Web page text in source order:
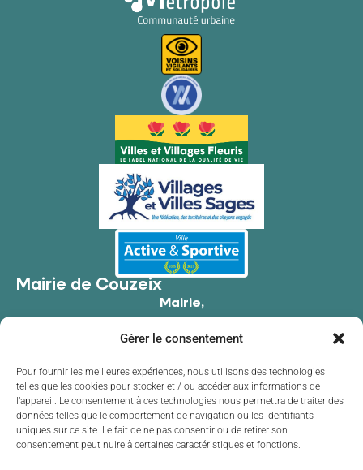
Gérer le consentement
Pour fournir les meilleures expériences, nous utilisons des technologies
telles que les cookies pour stocker et / ou accéder aux informations de
l’appareil. Le consentement à ces technologies nous permettra de traiter des
données telles que le comportement de navigation ou les identifiants
uniques sur ce site. Le fait de ne pas consentir ou de retirer son
consentement peut nuire à certaines caractéristiques et fonctions.
Mairie de Couzeix
Mairie,
87270 Couzeix
05 55 39 34 09
Contacter la mairie
Horaires d'ouverture
Lundide 8h30 à 12h00 et de 13h30 à 17h30
Mardi
de 8h30 à 12h00 et de 13h30 à 17h30